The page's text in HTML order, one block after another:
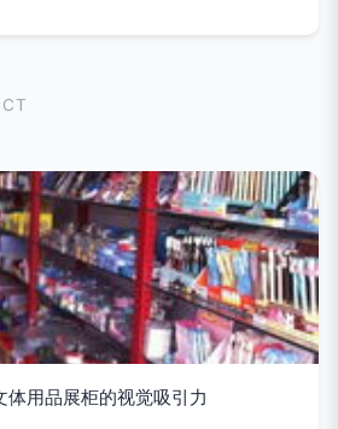
用品展柜的视觉吸引力